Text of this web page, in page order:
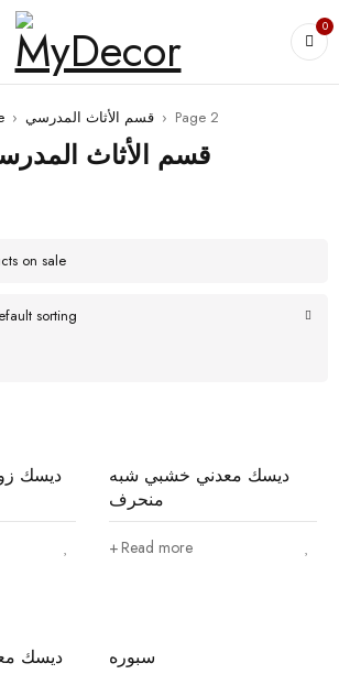
0
› قسم الأثاث المدرسي › Page 2
قسم الأثاث
sorting
on sale
ديسك
ديسك معدني خشبي شبه
منحرف
Read more
ديسك سبوره